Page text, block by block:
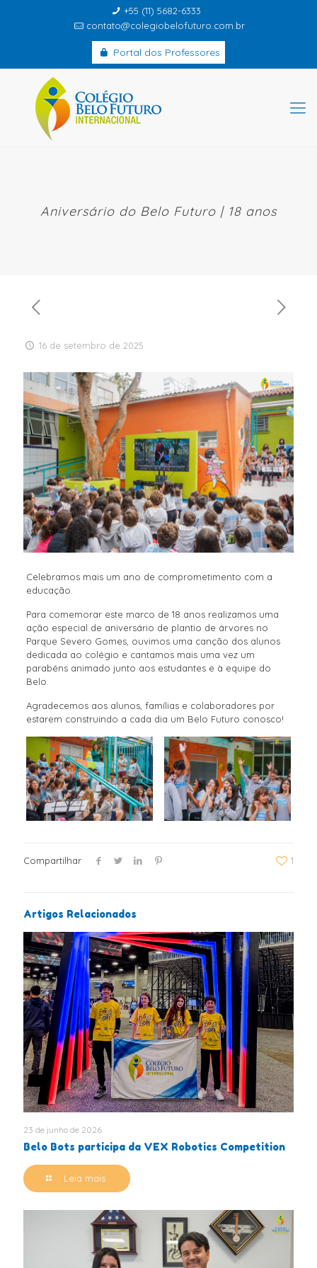
+55 (11) 5682-6333
contato@colegiobelofuturo.com.br
Portal dos Professores
Aniversário do Belo Futuro | 18 anos
16 de setembro de 2025
Celebramos mais um ano de comprometimento com a
educação.
Para comemorar este marco de 18 anos realizamos uma
ação especial de aniversário de plantio de árvores no
Parque Severo Gomes, ouvimos uma canção dos alunos
dedicada ao colégio e cantamos mais uma vez um
parabéns animado junto aos estudantes e à equipe do
Belo.
Agradecemos aos alunos, famílias e colaboradores por
estarem construindo a cada dia um Belo Futuro conosco!
Compartilhar 1
Artigos Relacionados
23 de junho de 2026
Belo Bots participa da VEX Robotics Competition
Leia mais